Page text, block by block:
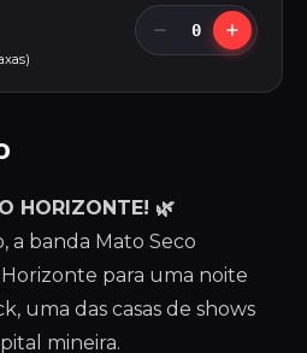
HORIZONTE! 🌿
a banda Mato Seco
para uma noite
uma das casas de shows
mineira.
0